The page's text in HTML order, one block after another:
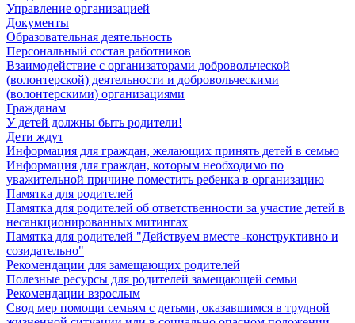
Управление организацией
Документы
Образовательная деятельность
Персональный состав работников
Взаимодействие с организаторами добровольческой
(волонтерской) деятельности и добровольческими
(волонтерскими) организациями
Гражданам
У детей должны быть родители!
Дети ждут
Информация для граждан, желающих принять детей в семью
Информация для граждан, которым необходимо по
уважительной причине поместить ребенка в организацию
Памятка для родителей
Памятка для родителей об ответственности за участие детей в
несанкционированных митингах
Памятка для родителей "Действуем вместе -конструктивно и
созидательно"
Рекомендации для замещающих родителей
Полезные ресурсы для родителей замещающей семьи
Рекомендации взрослым
Свод мер помощи семьям с детьми, оказавшимся в трудной